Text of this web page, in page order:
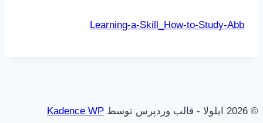
Learning-a-Skill_How-to-Study-Abb
© 2026 ایلولا - قالب وردپرس توسط Kadence WP